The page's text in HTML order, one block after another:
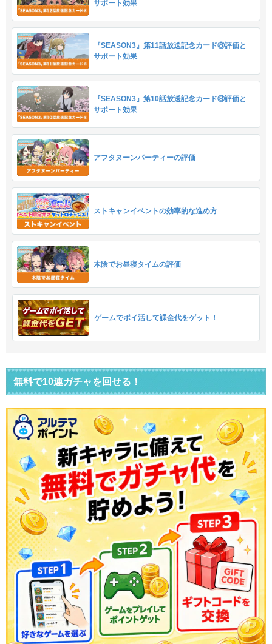
サポート効果
『SEASON3』第11話放送記念カード⑧評価と
サポート効果
『SEASON3』第10話放送記念カード⑧評価と
サポート効果
アフタヌーンパーティーの評価
ストキャンイベントの効率的な進め方
木陰でお昼寝タイムの評価
ゲームでポイ活して課金代をゲット！
無料で10連ガチャを回せる！